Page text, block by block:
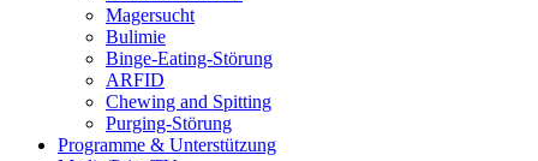
Magersucht
Bulimie
Binge-Eating-Störung
ARFID
Chewing and Spitting
Purging-Störung
Programme & Unterstützung